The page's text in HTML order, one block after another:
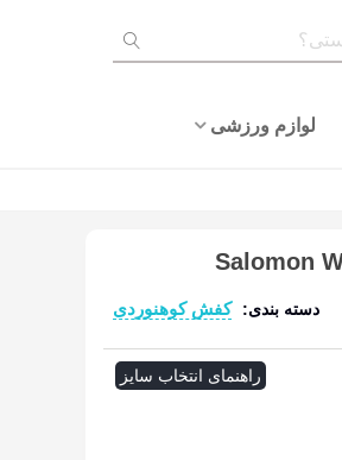
لوازم ورزشی
دسته بندی: کفش کوهنوردی
راهنمای انتخاب سایز